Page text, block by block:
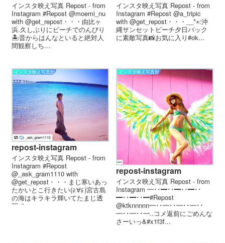
インスタ映え写真 Repost - from
Instagram #Repost @moemi_nu
with @get_repost・・・由比ヶ
浜.久しぶりにビーチでのんびり
🏝昔からはんなといると絶対人
間観察しち...
インスタ映え写真 Repost - from
Instagram #Repost @a_tripic
with @get_repost・・・__*⋆︎:沖
縄サンセットビーチ夕日バック
に素敵写真📸お気に入り︎︎#ok...
インスタ映え写真館
repost-instagram
インスタ映え写真 Repost - from
Instagram #Repost
@_ask_gram1110 with
@get_repost・・・まじ寒いあっ
たかいとこ行きたい(≧∀≦)宮古島
の海はキラキラ輝いてたまじ透
明でエ...
インスタ映え写真館
repost-instagram
インスタ映え写真 Repost - from
Instagram ━･･━･･━･･━･･
━･･━･･━ #Repost
@ktknnnnn ━･･━･･━･･━･･
━･･━･･━ . . コメ返前にごめんな
さーいっ&#x1f3f...